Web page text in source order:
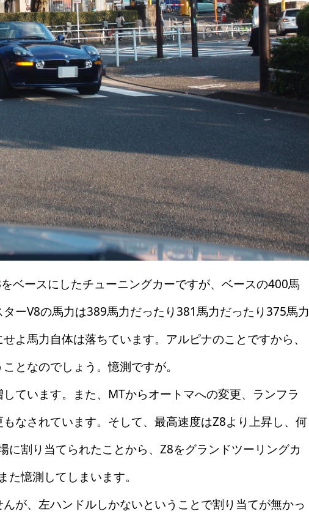
ベースにしたチューニングカーですが、ベースの400馬
ーV8の馬力は389馬力だったり381馬力だったり375馬力
よ馬力自体は落ちています。アルピナのことですから、
となのでしょう。憶測ですが。
ています。また、MTからオートマへの変更、ランフラ
なされています。そして、最高速度はZ8より上昇し、何
割り当てられたことから、Z8をグランドツーリングカ
憶測してしまいます。
が、左ハンドルしかないということで割り当てが無かっ